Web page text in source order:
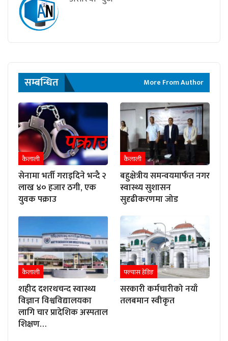
सम्बन्धित More From Author
कैलाली
सेनामा भर्ती गराइदिने भन्दै २
लाख ४० हजार ठगी, एक
युवक पक्राउ
कैलाली
बहुक्षेत्रीय समन्वयमार्फत नगर
स्वास्थ्य सुशासन
सुदृढीकरणमा जोड
कैलाली
शहीद दशरथचन्द स्वास्थ्य
विज्ञान विश्वविद्यालयका
लागि चार प्रादेशिक अस्पताल
शिक्षण…
फ्ल्यास हेडिङ
सरकारी कर्मचारीको नयाँ
तलबमान स्वीकृत